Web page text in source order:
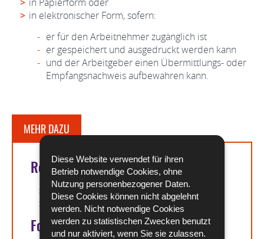
Diese Website verwendet für ihren
Betrieb notwendige Cookies, ohne
Nutzung personenbezogener Daten.
Diese Cookies können nicht abgelehnt
werden. Nicht notwendige Cookies
werden zu statistischen Zwecken benutzt
und nur aktiviert, wenn Sie sie zulassen.
in elektronischer Form, sofern:
er für den Arbeitnehmer zugänglich ist
er gespeichert und ausgedruckt werden kann
und der Arbeitgeber einen Übermittlungs- oder
Empfangsnachweis aufbewahren kann.
MEHR DAZU
Rechtsgrundlagen
Artikel L. 121-4 des Arbeitsgesetzbuchs
Artikel L. 122-2 des Arbeitsgesetzbuchs
Formulare